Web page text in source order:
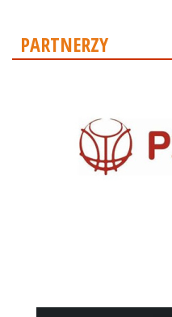
PARTNERZY